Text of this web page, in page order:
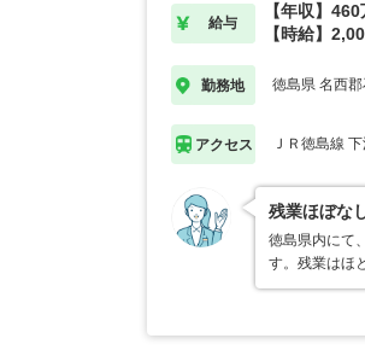
給与
【年収】
【時給】
勤務地 徳島県 名西
アクセス ＪＲ徳島線
残業ほぼな
徳島県内にて
す。残業はほ